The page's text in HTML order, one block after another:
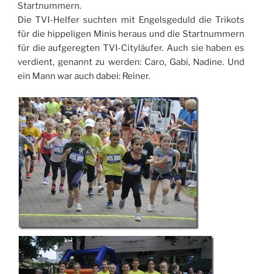
Startnummern.
Die TVI-Helfer suchten mit Engelsgeduld die Trikots
für die hippeligen Minis heraus und die Startnummern
für die aufgeregten TVI-Cityläufer. Auch sie haben es
verdient, genannt zu werden: Caro, Gabi, Nadine. Und
ein Mann war auch dabei: Reiner.